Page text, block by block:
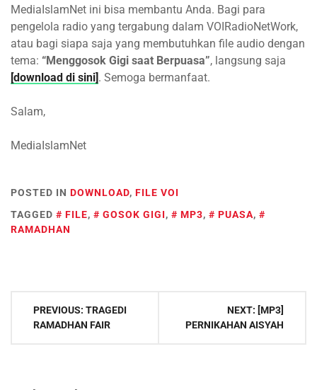
MediaIslamNet ini bisa membantu Anda. Bagi para
pengelola radio yang tergabung dalam VOIRadioNetWork,
atau bagi siapa saja yang membutuhkan file audio dengan
tema: “Menggosok Gigi saat Berpuasa”, langsung saja
[download di sini]. Semoga bermanfaat.
Salam,
MediaIslamNet
POSTED IN DOWNLOAD, FILE VOI
TAGGED
FILE, GOSOK GIGI, MP3, PUASA,
RAMADHAN
navigation
PREVIOUS: TRAGEDI
RAMADHAN FAIR
NEXT: [MP3]
PERNIKAHAN AISYAH